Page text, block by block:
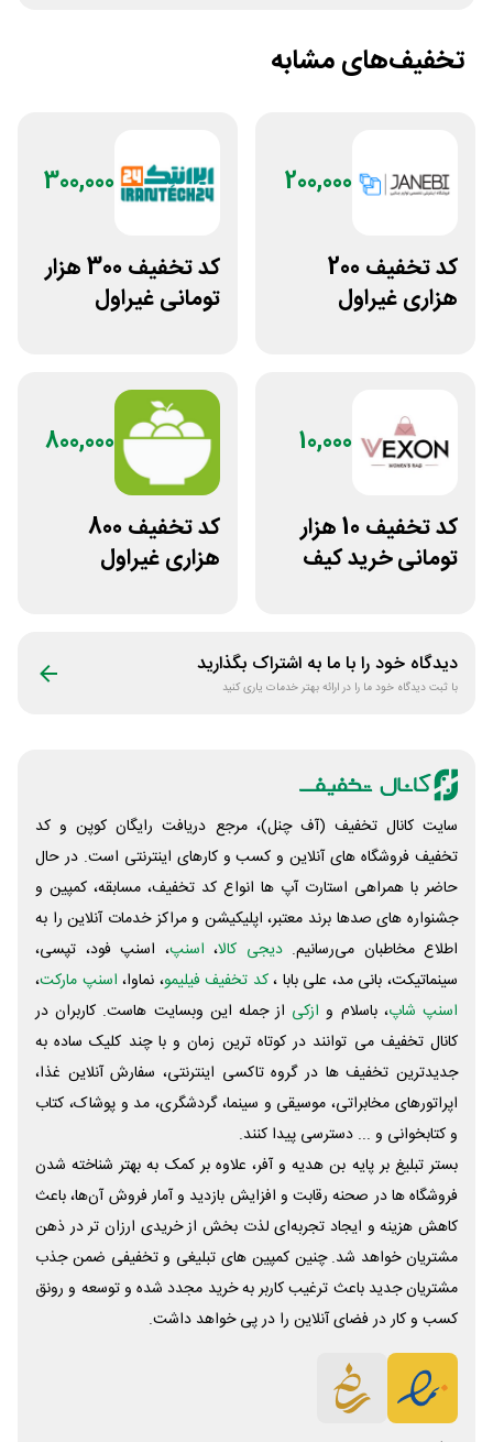
تخفیف‌های مشابه
200,000
کد تخفیف 200
هزاری غیراول
300,000
کد تخفیف 300 هزار
تومانی غیراول
10,000
کد تخفیف 10 هزار
تومانی خرید کیف
800,000
کد تخفیف 800
هزاری غیراول
دیدگاه خود را با ما به اشتراک بگذارید
با ثبت دیدگاه خود ما را در ارائه بهتر خدمات یاری کنید
سایت کانال تخفیف (آف چنل)، مرجع دریافت رایگان کوپن و کد
تخفیف فروشگاه های آنلاین و کسب و‌ کارهای اینترنتی است. در حال
حاضر با همراهی استارت آپ ها انواع کد تخفیف، مسابقه، کمپین و
جشنواره های صدها برند معتبر، اپلیکیشن و مراکز خدمات آنلاین را به
اطلاع مخاطبان می‌رسانیم. دیجی کالا، اسنپ، اسنپ فود، تپسی،
سینماتیکت، بانی مد، علی‌ بابا ،کد تخفیف فیلیمو، نماوا، اسنپ مارکت،
اسنپ شاپ، باسلام و ازکی از جمله این وبسایت ‌هاست. کاربران در
کانال تخفیف می توانند در کوتاه ترین زمان و با چند کلیک ساده به
جدیدترین تخفیف ها در گروه تاکسی اینترنتی، سفارش آنلاین غذا،
اپراتورهای مخابراتی، موسیقی و سینما، گردشگری، مد و پوشاک، کتاب
و کتابخوانی و ... دسترسی پیدا کنند.
بستر تبلیغ بر پایه بن هدیه و آفر، علاوه بر کمک به بهتر شناخته شدن
فروشگاه ها در صحنه رقابت و افزایش بازدید و آمار فروش آن‌ها، باعث
کاهش هزینه و ایجاد تجربه‌ای لذت بخش از خریدی ارزان تر در ذهن
مشتریان خواهد شد. چنین کمپین های تبلیغی و تخفیفی ضمن جذب
مشتریان جدید باعث ترغیب کاربر به خرید مجدد شده و توسعه و رونق
کسب و کار در فضای آنلاین را در پی خواهد داشت.